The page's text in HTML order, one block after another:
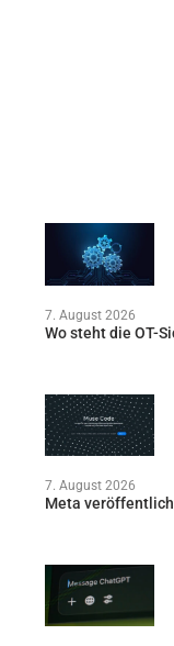
7. August 2026
Wo steht die OT-
7. August 2026
Meta